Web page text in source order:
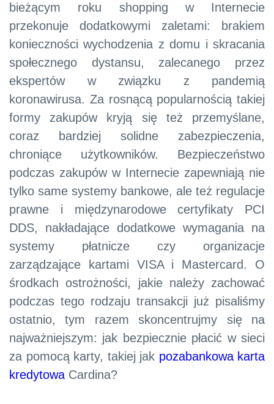
bieżącym roku shopping w Internecie
przekonuje dodatkowymi zaletami: brakiem
konieczności wychodzenia z domu i skracania
społecznego dystansu, zalecanego przez
ekspertów w związku z pandemią
koronawirusa. Za rosnącą popularnością takiej
formy zakupów kryją się też przemyślane,
coraz bardziej solidne zabezpieczenia,
chroniące użytkowników. Bezpieczeństwo
podczas zakupów w Internecie zapewniają nie
tylko same systemy bankowe, ale też regulacje
prawne i międzynarodowe certyfikaty PCI
DDS, nakładające dodatkowe wymagania na
systemy płatnicze czy organizacje
zarządzające kartami VISA i Mastercard. O
środkach ostrożności, jakie należy zachować
podczas tego rodzaju transakcji już pisaliśmy
ostatnio, tym razem skoncentrujmy się na
najważniejszym: jak bezpiecznie płacić w sieci
za pomocą karty, takiej jak pozabankowa karta
kredytowa Cardina?